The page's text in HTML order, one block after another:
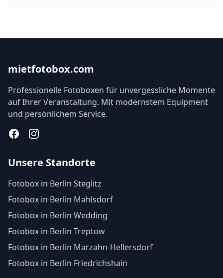
mietfotobox.com
Professionelle Fotoboxen für unvergessliche Momente
auf Ihrer Veranstaltung. Mit modernstem Equipment
und persönlichem Service.
FacebookInstagram
Unsere Standorte
Fotobox in Berlin Steglitz
Fotobox in Berlin Mahlsdorf
Fotobox in Berlin Wedding
Fotobox in Berlin Treptow
Fotobox in Berlin Marzahn-Hellersdorf
Fotobox in Berlin Friedrichshain